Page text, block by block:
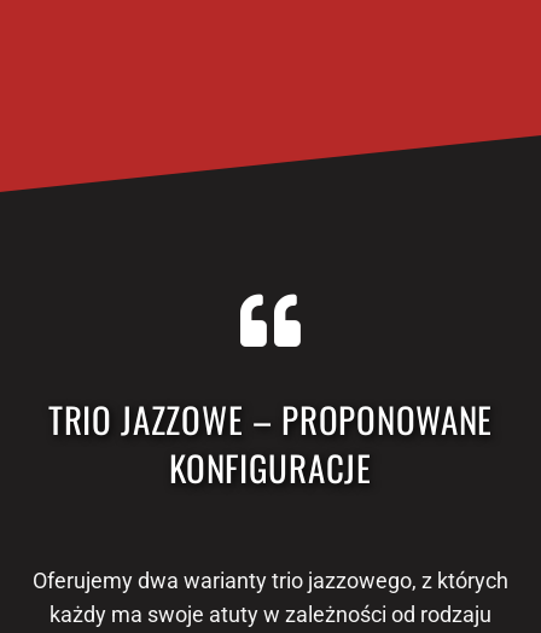
TRIO JAZZOWE – PROPONOWANE
KONFIGURACJE
Oferujemy dwa warianty trio jazzowego, z których
każdy ma swoje atuty w zależności od rodzaju